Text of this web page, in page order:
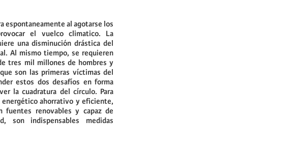
espontaneamente al agotarse los
el vuelco climatico. La
una disminución drástica del
Al mismo tiempo, se requieren
tres mil millones de hombres y
son las primeras víctimas del
estos dos desafíos en forma
la cuadratura del círculo. Para
energético ahorrativo y eficiente,
fuentes renovables y capaz de
son indispensables medidas